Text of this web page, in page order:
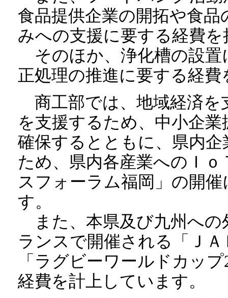
食品提供企業の開拓や食
みへの支援に要する経費
そのほか、浄化槽の設置
正処理の推進に要する経
商工部では、地域経済を
を支援するため、中小企
確保するとともに、県内
ため、県内各産業へのＩ
スフォーラム福岡」の開
す。
また、本県及び九州への
ランスで開催される「Ｊ
「ラグビーワールドカッ
経費を計上しています。